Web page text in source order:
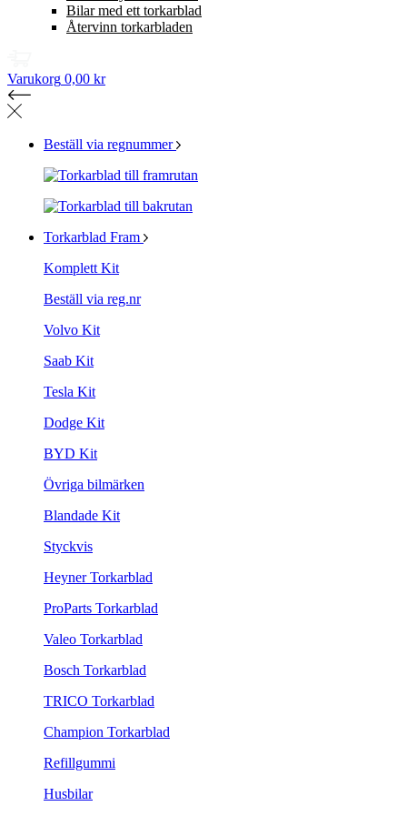
Bilar med ett torkarblad
Återvinn torkarbladen
Varukorg 0,00 kr
Beställ via regnummer
Torkarblad Fram
Komplett Kit
Beställ via reg.nr
Volvo Kit
Saab Kit
Tesla Kit
Dodge Kit
BYD Kit
Övriga bilmärken
Blandade Kit
Styckvis
Heyner Torkarblad
ProParts Torkarblad
Valeo Torkarblad
Bosch Torkarblad
TRICO Torkarblad
Champion Torkarblad
Refillgummi
Husbilar